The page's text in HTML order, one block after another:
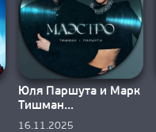
Юля Паршута и Марк
Тишман
переосмыслили хит
16.11.2025